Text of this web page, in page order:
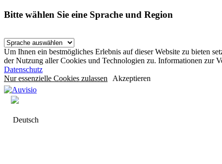
Bitte wählen Sie eine Sprache und Region
Um Ihnen ein bestmögliches Erlebnis auf dieser Website zu bieten
der Nutzung aller Cookies und Technologien zu. Informationen zur
Datenschutz
Nur essenzielle Cookies zulassen Akzeptieren
Deutsch